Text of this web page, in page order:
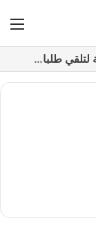
نقدم خدمات متعددة لدفع خدمة ونش انقاذ سيارات باستخدام طرق دفع متعددة كما نتميز بتقديم أرخص سعر و أعلي جوده